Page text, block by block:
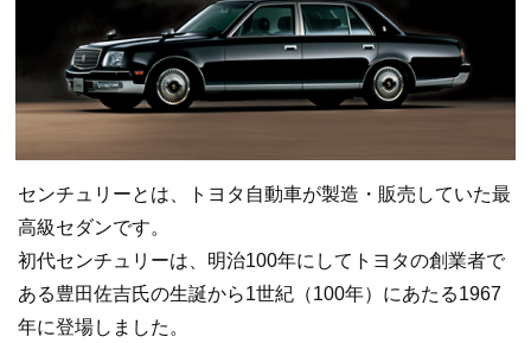
センチュリーとは、トヨタ自動車が製造・販売していた最
高級セダンです。
初代センチュリーは、明治100年にしてトヨタの創業者で
ある豊田佐吉氏の生誕から1世紀（100年）にあたる1967
年に登場しました。